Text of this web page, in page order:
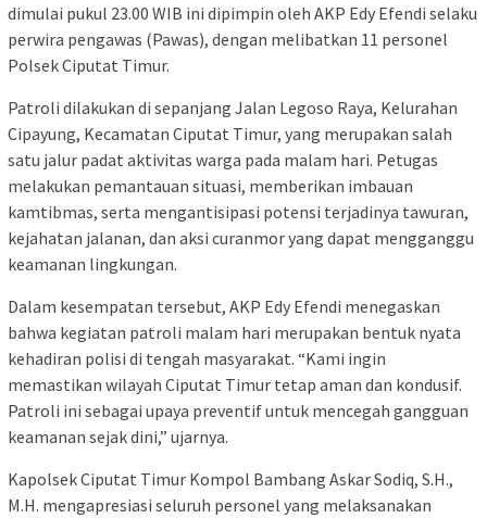
dimulai pukul 23.00 WIB ini dipimpin oleh AKP Edy Efendi selaku
perwira pengawas (Pawas), dengan melibatkan 11 personel
Polsek Ciputat Timur.
Patroli dilakukan di sepanjang Jalan Legoso Raya, Kelurahan
Cipayung, Kecamatan Ciputat Timur, yang merupakan salah
satu jalur padat aktivitas warga pada malam hari. Petugas
melakukan pemantauan situasi, memberikan imbauan
kamtibmas, serta mengantisipasi potensi terjadinya tawuran,
kejahatan jalanan, dan aksi curanmor yang dapat mengganggu
keamanan lingkungan.
Dalam kesempatan tersebut, AKP Edy Efendi menegaskan
bahwa kegiatan patroli malam hari merupakan bentuk nyata
kehadiran polisi di tengah masyarakat. “Kami ingin
memastikan wilayah Ciputat Timur tetap aman dan kondusif.
Patroli ini sebagai upaya preventif untuk mencegah gangguan
keamanan sejak dini,” ujarnya.
Kapolsek Ciputat Timur Kompol Bambang Askar Sodiq, S.H.,
M.H. mengapresiasi seluruh personel yang melaksanakan